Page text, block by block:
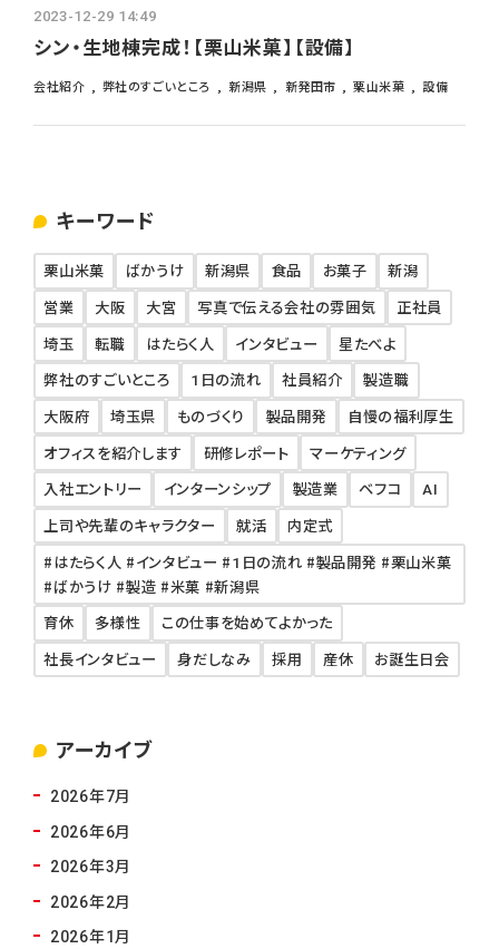
2023-12-29 14:49
シン・生地棟完成！【栗山米菓】【設備】
会社紹介 弊社のすごいところ 新潟県 新発田市 栗山米菓 設備
キーワード
栗山米菓 ばかうけ 新潟県 食品 お菓子
新潟
営業
大阪 大宮 写真で伝える会社の雰囲気
正社員
埼玉
転職 はたらく人 インタビュー
星たべよ
弊社のすごいところ
1日の流れ 社員紹介
製造職
大阪府
埼玉県 ものづくり 製品開発
自慢の福利厚生
オフィスを紹介します
研修レポート
マーケティング
入社エントリー
インターンシップ 製造業 ベフコ
AI
上司や先輩のキャラクター
就活
内定式
#はたらく人 #インタビュー #1日の流れ #製品開発 #栗山米菓
#ばかうけ #製造 #米菓 #新潟県
育休
多様性
この仕事を始めてよかった
社長インタビュー
身だしなみ 採用 産休 お誕生日会
アーカイブ
2026年7月
2026年6月
2026年3月
2026年2月
2026年1月